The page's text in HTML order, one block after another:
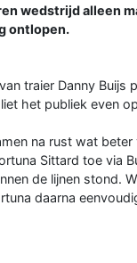
wedstrijd alleen
ontlopen.
traier Danny Buijs
het publiek even
na rust wat
Sittard toe via
de lijnen stond.
daarna